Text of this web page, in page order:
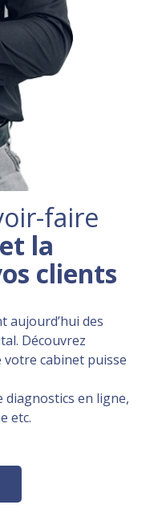
faire
et la
clients
aujourd’hui des
Découvrez
votre cabinet puisse
diagnostics en ligne,
etc.